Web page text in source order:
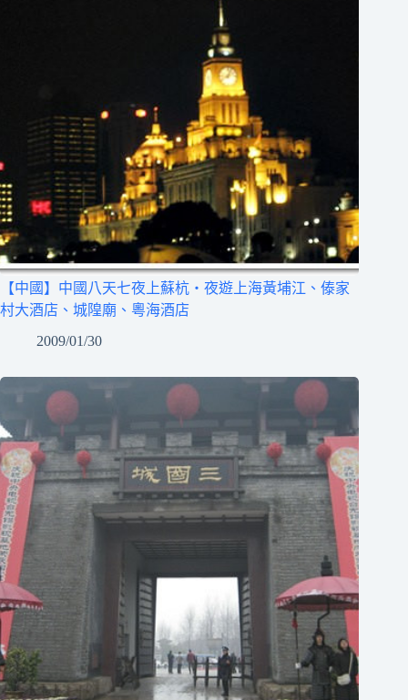
【中國】中國八天七夜上蘇杭‧夜遊上海黃埔江、傣家
村大酒店、城隍廟、粵海酒店
2009/01/30